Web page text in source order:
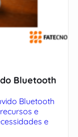
Bluetooth
Bluetooth
e
e